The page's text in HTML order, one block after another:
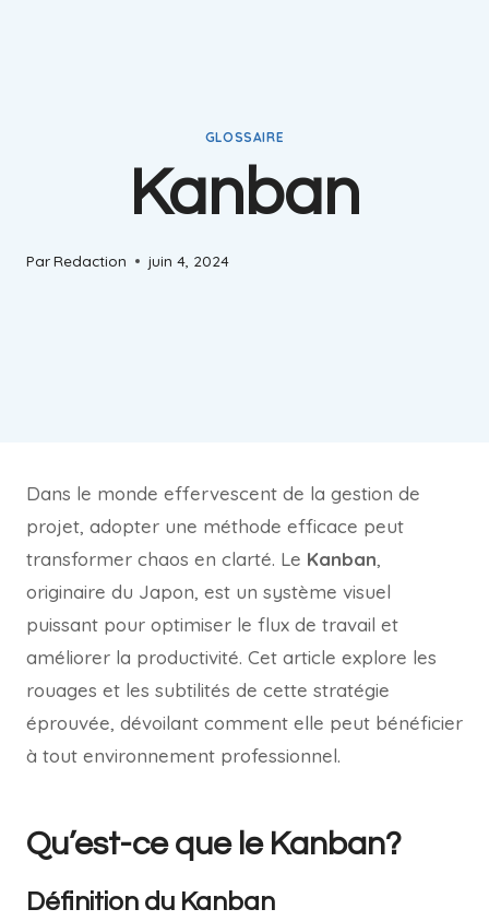
GLOSSAIRE
Kanban
ParRedaction juin 4, 2024
Dans le monde effervescent de la gestion de
projet, adopter une méthode efficace peut
transformer chaos en clarté. Le Kanban,
originaire du Japon, est un système visuel
puissant pour optimiser le flux de travail et
améliorer la productivité. Cet article explore les
rouages et les subtilités de cette stratégie
éprouvée, dévoilant comment elle peut bénéficier
à tout environnement professionnel.
Qu’est-ce que le Kanban?
Définition du Kanban